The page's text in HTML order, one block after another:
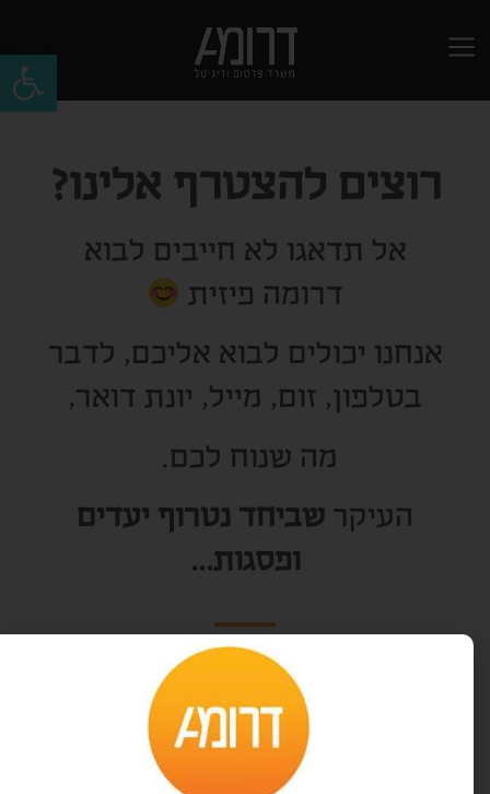
רוצים להצטרף אלינו?
אל תדאגו לא חייבים לבוא
דרומה פיזית
אנחנו יכולים לבוא אליכם, לדבר
בטלפון, זום, מייל, יונת דואר,
מה שנוח לכם.
העיקר שביחד נטרוף יעדים
ופסגות…